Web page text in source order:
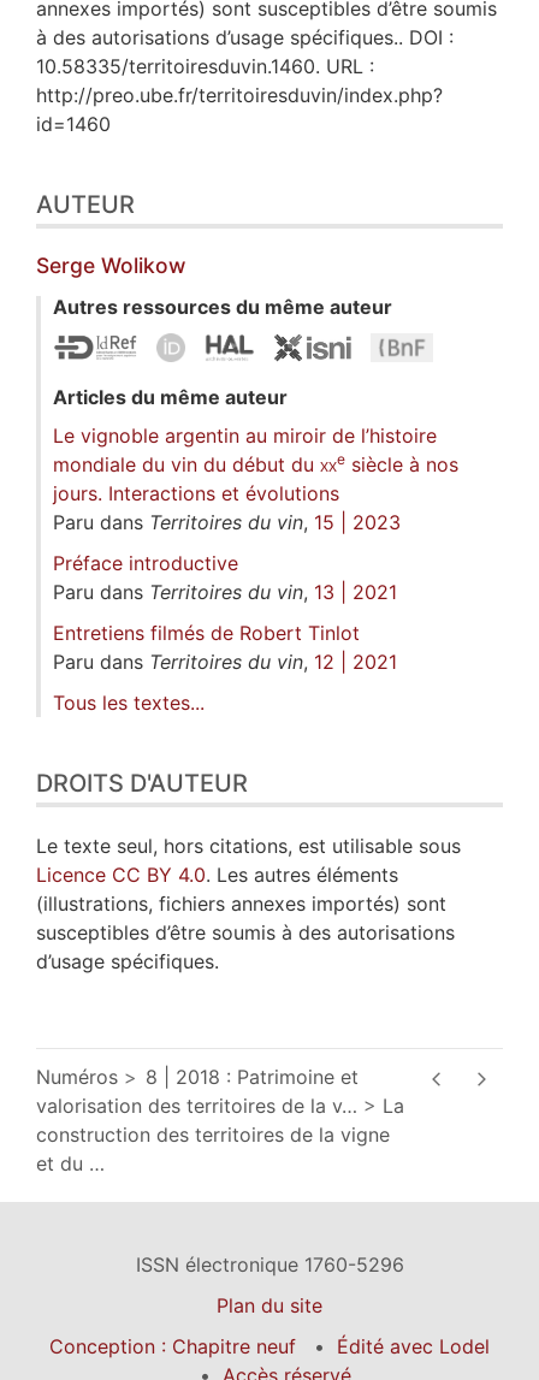
annexes importés) sont susceptibles d’être soumis
à des autorisations d’usage spécifiques.. DOI :
10.58335/territoiresduvin.1460. URL :
http://preo.ube.fr/territoiresduvin/index.php?
id=1460
AUTEUR
Serge Wolikow
Autres ressources du même auteur
Articles du même auteur
Le vignoble argentin au miroir de l’histoire
mondiale du vin du début du xxe siècle à nos
jours. Interactions et évolutions
Paru dans Territoires du vin, 15 | 2023
Préface introductive
Paru dans Territoires du vin, 13 | 2021
Entretiens filmés de Robert Tinlot
Paru dans Territoires du vin, 12 | 2021
Tous les textes...
DROITS D'AUTEUR
Le texte seul, hors citations, est utilisable sous
Licence CC BY 4.0. Les autres éléments
(illustrations, fichiers annexes importés) sont
susceptibles d’être soumis à des autorisations
d’usage spécifiques.
Numéros
8 | 2018 : Patrimoine et
valorisation des territoires de la v…
La
construction des territoires de la vigne
et du …
ISSN électronique 1760-5296
Plan du site
Conception : Chapitre neuf
Édité avec Lodel
Accès réservé